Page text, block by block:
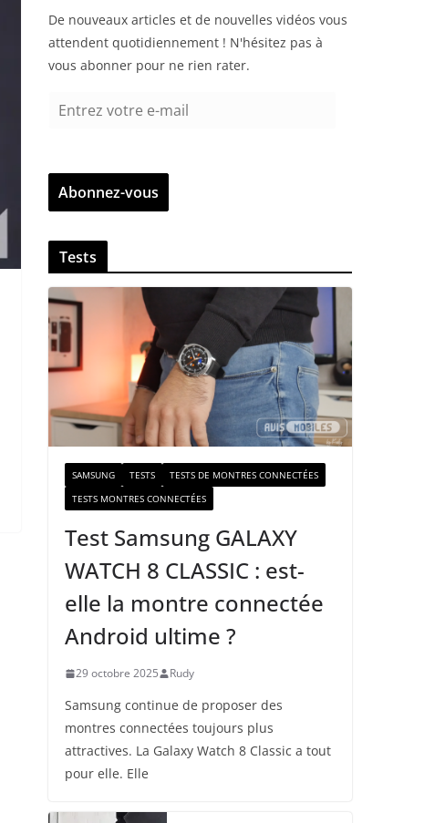
De nouveaux articles et de nouvelles vidéos vous
attendent quotidiennement ! N'hésitez pas à
vous abonner pour ne rien rater.
r
z
v
t
r
e
e
-
a
i
Abonnez-vous
Tests
SAMSUNG TESTS
TESTS DE MONTRES CONNECTÉES
TESTS MONTRES CONNECTÉES
Test Samsung GALAXY
WATCH 8 CLASSIC : est-
elle la montre connectée
Android ultime ?
29 octobre 2025 Rudy
Samsung continue de proposer des
montres connectées toujours plus
attractives. La Galaxy Watch 8 Classic a tout
pour elle. Elle